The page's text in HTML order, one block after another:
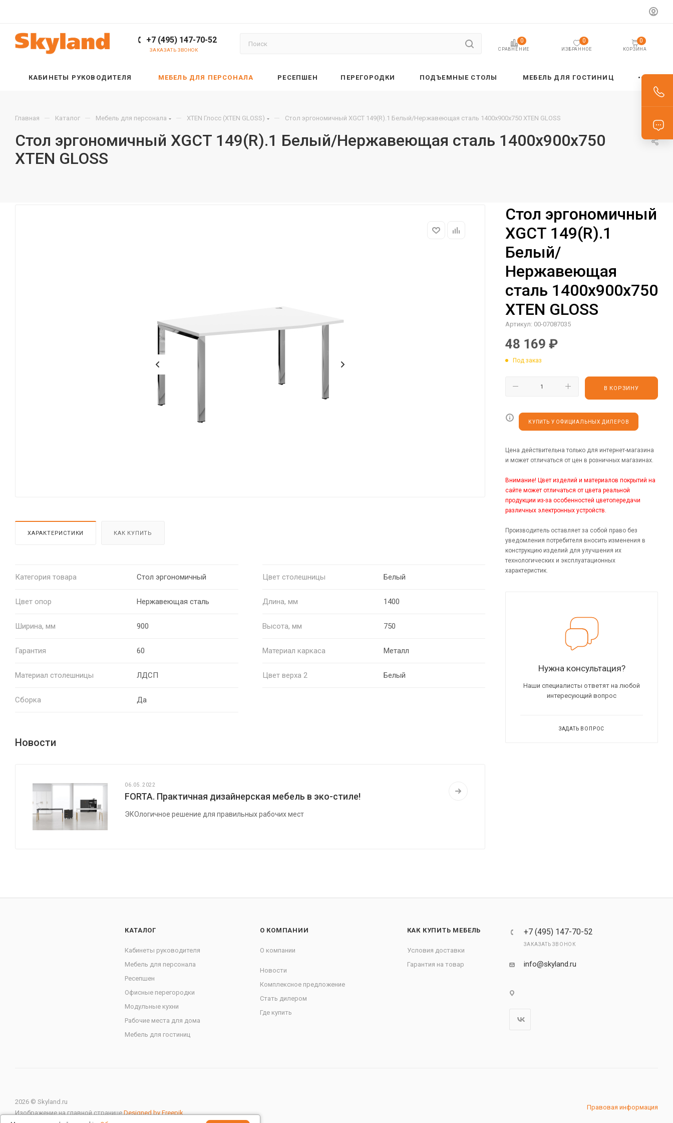
+7 (495) 147-70-52
ЗАКАЗАТЬ ЗВОНОК СРАВНЕНИЕ
0
ИЗБРАННОЕ
0
КОРЗИНА
0
КАБИНЕТЫ РУКОВОДИТЕЛЯ МЕБЕЛЬ ДЛЯ ПЕРСОНАЛА РЕСЕПШЕН ПЕРЕГОРОДКИ ПОДЪЕМНЫЕ СТОЛЫ МЕБЕЛЬ ДЛЯ ГОСТИНИЦ
Главная — Каталог — Мебель для персонала — XTEN Глосс (XTEN GLOSS) — Стол эргономичный XGCT 149(R).1 Белый/Нержавеющая сталь 1400х900х750 XTEN GLOSS
Стол эргономичный XGCT 149(R).1 Белый/Нержавеющая сталь 1400х900х750
XTEN GLOSS
ХАРАКТЕРИСТИКИ КАК КУПИТЬ
Категория товара Стол эргономичный Цвет столешницы Белый
Цвет опор Нержавеющая сталь Длина, мм 1400
Ширина, мм 900 Высота, мм 750
Гарантия 60 Материал каркаса Металл
Материал столешницы ЛДСП Цвет верха 2 Белый
Сборка Да
Новости
06.05.2022
FORTA. Практичная дизайнерская мебель в эко-стиле!
ЭКОлогичное решение для правильных рабочих мест
Стол эргономичный
XGCT 149(R).1
Белый/
Нержавеющая
сталь 1400х900х750
XTEN GLOSS
Артикул: 00-07087035
48 169 ₽
Под заказ
В КОРЗИНУ
КУПИТЬ У ОФИЦИАЛЬНЫХ ДИЛЕРОВ
Цена действительна только для интернет-магазина
и может отличаться от цен в розничных магазинах.
Внимание! Цвет изделий и материалов покрытий на
сайте может отличаться от цвета реальной
продукции из-за особенностей цветопередачи
различных электронных устройств.
Производитель оставляет за собой право без
уведомления потребителя вносить изменения в
конструкцию изделий для улучшения их
технологических и эксплуатационных
характеристик.
Нужна консультация?
Наши специалисты ответят на любой
интересующий вопрос
ЗАДАТЬ ВОПРОС
КАТАЛОГ
Кабинеты руководителя
Мебель для персонала
Ресепшен
Офисные перегородки
Модульные кухни
Рабочие места для дома
Мебель для гостиниц
О КОМПАНИИ
О компании
Новости
Комплексное предложение
Стать дилером
Где купить
КАК КУПИТЬ МЕБЕЛЬ
Условия доставки
Гарантия на товар
+7 (495) 147-70-52
ЗАКАЗАТЬ ЗВОНОК
info@skyland.ru
2026 © Skyland.ru
Изображение на главной страницеDesigned by Freepik
Правовая информация